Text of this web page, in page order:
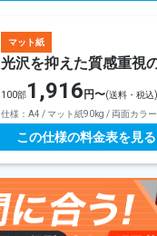
マット紙
光沢を抑えた質感重視
100部1,916 円〜(送料・税込)
仕様：A4 / マット紙90kg / 両面カラー
この仕様の料金表を見る